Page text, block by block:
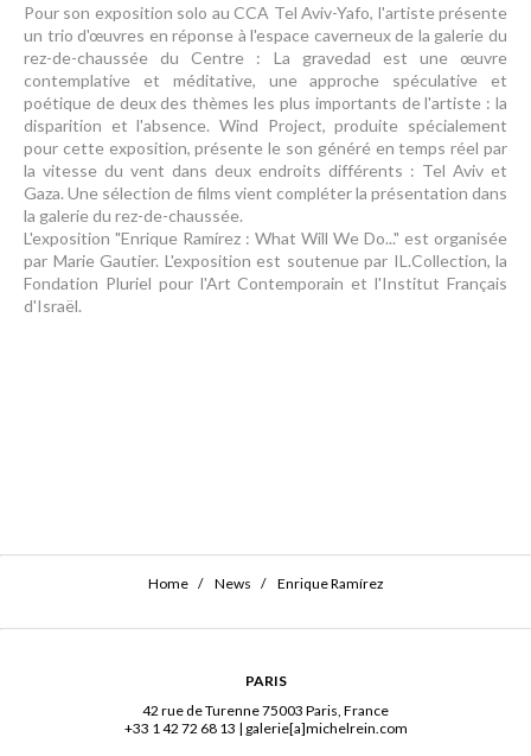
Pour son exposition solo au CCA Tel Aviv-Yafo, l'artiste présente
un trio d'œuvres en réponse à l'espace caverneux de la galerie du
rez-de-chaussée du Centre : La gravedad est une œuvre
contemplative et méditative, une approche spéculative et
poétique de deux des thèmes les plus importants de l'artiste : la
disparition et l'absence. Wind Project, produite spécialement
pour cette exposition, présente le son généré en temps réel par
la vitesse du vent dans deux endroits différents : Tel Aviv et
Gaza. Une sélection de films vient compléter la présentation dans
la galerie du rez-de-chaussée.
L'exposition "Enrique Ramírez : What Will We Do..." est organisée
par Marie Gautier. L'exposition est soutenue par IL.Collection, la
Fondation Pluriel pour l'Art Contemporain et l'Institut Français
d'Israël.
Home News Enrique Ramírez
PARIS
42 rue de Turenne 75003 Paris, France
+33 1 42 72 68 13 | galerie[a]michelrein.com